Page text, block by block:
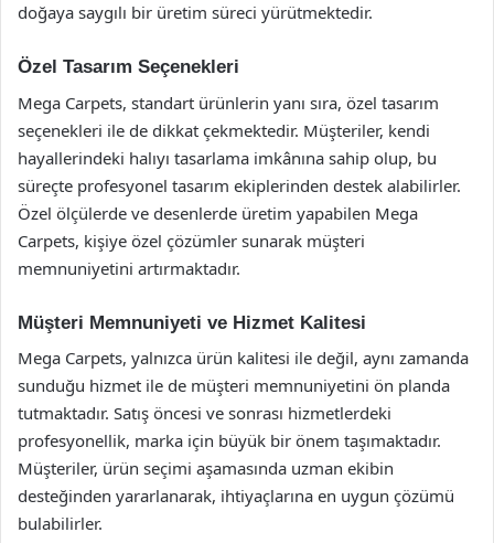
doğaya saygılı bir üretim süreci yürütmektedir.
Özel Tasarım Seçenekleri
Mega Carpets, standart ürünlerin yanı sıra, özel tasarım
seçenekleri ile de dikkat çekmektedir. Müşteriler, kendi
hayallerindeki halıyı tasarlama imkânına sahip olup, bu
süreçte profesyonel tasarım ekiplerinden destek alabilirler.
Özel ölçülerde ve desenlerde üretim yapabilen Mega
Carpets, kişiye özel çözümler sunarak müşteri
memnuniyetini artırmaktadır.
Müşteri Memnuniyeti ve Hizmet Kalitesi
Mega Carpets, yalnızca ürün kalitesi ile değil, aynı zamanda
sunduğu hizmet ile de müşteri memnuniyetini ön planda
tutmaktadır. Satış öncesi ve sonrası hizmetlerdeki
profesyonellik, marka için büyük bir önem taşımaktadır.
Müşteriler, ürün seçimi aşamasında uzman ekibin
desteğinden yararlanarak, ihtiyaçlarına en uygun çözümü
bulabilirler.